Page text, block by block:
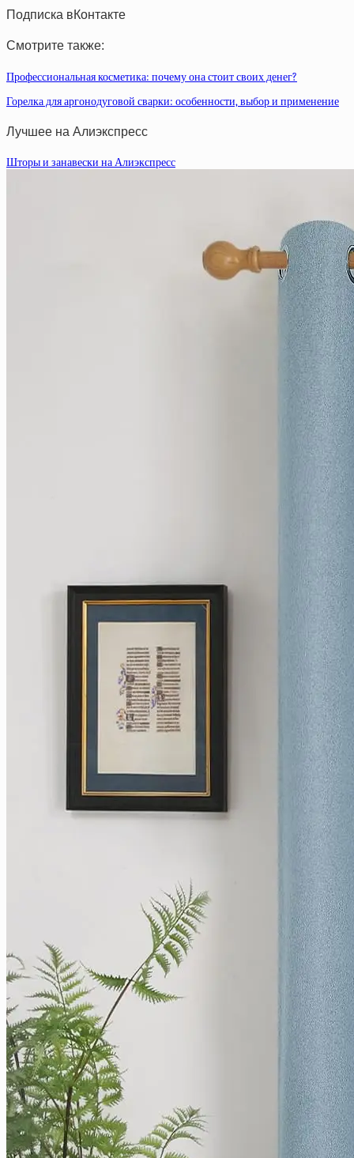
Подписка вКонтакте
Смотрите также:
Профессиональная косметика: почему она стоит своих денег?
Горелка для аргонодуговой сварки: особенности, выбор и применение
Лучшее на Алиэкспресс
Шторы и занавески на Алиэкспресс